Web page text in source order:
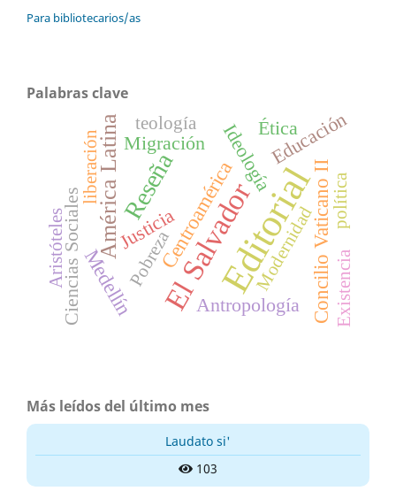
Para bibliotecarios/as
Palabras clave
Editorial
El Salvador
Reseña
América Latina Concilio Vaticano II
Centroamérica
Medellín
Migración Ideología
Ciencias Sociales Antropología
Educación
Ética
Justicia
teología
liberación
Modernidad
Pobreza
Aristóteles Existencia
política
Más leídos del último mes
Laudato si'
103